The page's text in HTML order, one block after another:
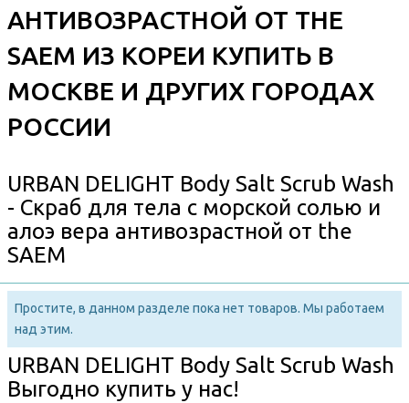
АНТИВОЗРАСТНОЙ ОТ THE
SAEM ИЗ КОРЕИ КУПИТЬ В
МОСКВЕ И ДРУГИХ ГОРОДАХ
РОССИИ
URBAN DELIGHT Body Salt Scrub Wash
- Скраб для тела с морской солью и
алоэ вера антивозрастной от the
SAEM
Простите, в данном разделе пока нет товаров. Мы работаем
над этим.
URBAN DELIGHT Body Salt Scrub Wash
Выгодно купить у нас!